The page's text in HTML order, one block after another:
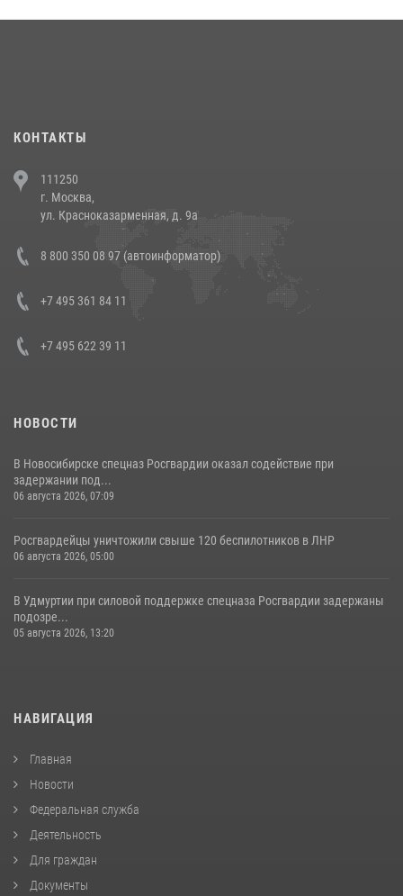
напавших на бригаду скорой помощи (видео)
14 июля 2026, 12:20
В Росгвардии прошла военно-научная конференция по обобщению
боевого опыта
КОНТАКТЫ
111250
г. Москва,
ул. Красноказарменная, д. 9а
8 800 350 08 97 (автоинформатор)
+7 495 361 84 11
+7 495 622 39 11
НОВОСТИ
В Новосибирске спецназ Росгвардии оказал содействие при
задержании под...
06 августа 2026, 07:09
Росгвардейцы уничтожили свыше 120 беспилотников в ЛНР
06 августа 2026, 05:00
В Удмуртии при силовой поддержке спецназа Росгвардии задержаны
подозре...
05 августа 2026, 13:20
НАВИГАЦИЯ
Главная
Новости
Федеральная служба
Деятельность
Для граждан
Документы